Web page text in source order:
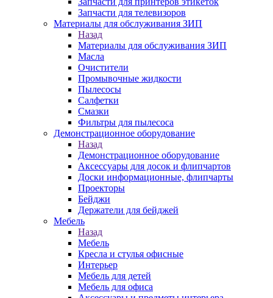
Запчасти для телевизоров
Материалы для обслуживания ЗИП
Назад
Материалы для обслуживания ЗИП
Масла
Очистители
Промывочные жидкости
Пылесосы
Салфетки
Смазки
Фильтры для пылесоса
Демонстрационное оборудование
Назад
Демонстрационное оборудование
Аксессуары для досок и флипчартов
Доски информационные, флипчарты
Проекторы
Бейджи
Держатели для бейджей
Мебель
Назад
Мебель
Кресла и стулья офисные
Интерьер
Мебель для детей
Мебель для офиса